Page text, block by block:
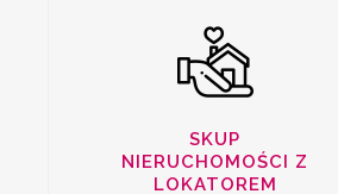
SKUP
NIERUCHOMOŚCI Z
LOKATOREM
NIERUCHOMOŚCI Z
PROBLEMAMI